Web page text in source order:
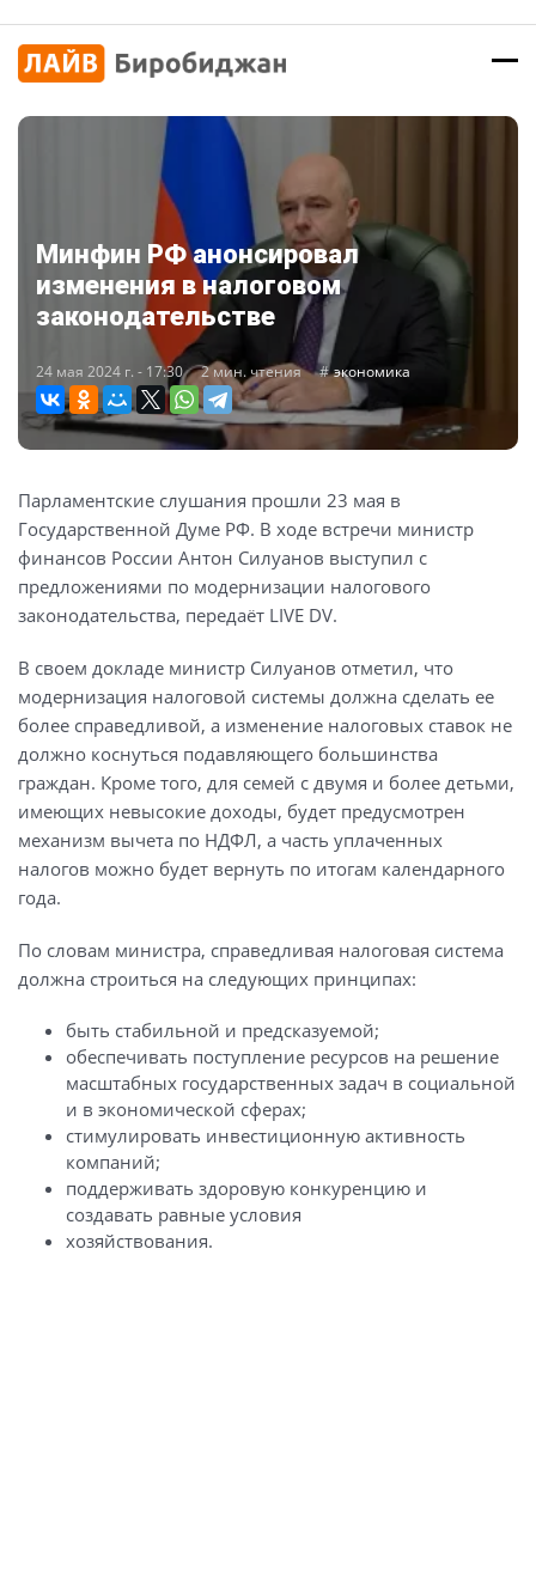
Минфин РФ анонсировал
изменения в налоговом
законодательстве
24 мая 2024 г. - 17:30 2 мин. чтения экономика
Парламентские слушания прошли 23 мая в
Государственной Думе РФ. В ходе встречи министр
финансов России Антон Силуанов выступил с
предложениями по модернизации налогового
законодательства, передаёт LIVE DV.
В своем докладе министр Силуанов отметил, что
модернизация налоговой системы должна сделать ее
более справедливой, а изменение налоговых ставок не
должно коснуться подавляющего большинства
граждан. Кроме того, для семей с двумя и более детьми,
имеющих невысокие доходы, будет предусмотрен
механизм вычета по НДФЛ, а часть уплаченных
налогов можно будет вернуть по итогам календарного
года.
По словам министра, справедливая налоговая система
должна строиться на следующих принципах:
быть стабильной и предсказуемой;
обеспечивать поступление ресурсов на решение
масштабных государственных задач в социальной
и в экономической сферах;
стимулировать инвестиционную активность
компаний;
поддерживать здоровую конкуренцию и
создавать равные условия
хозяйствования.